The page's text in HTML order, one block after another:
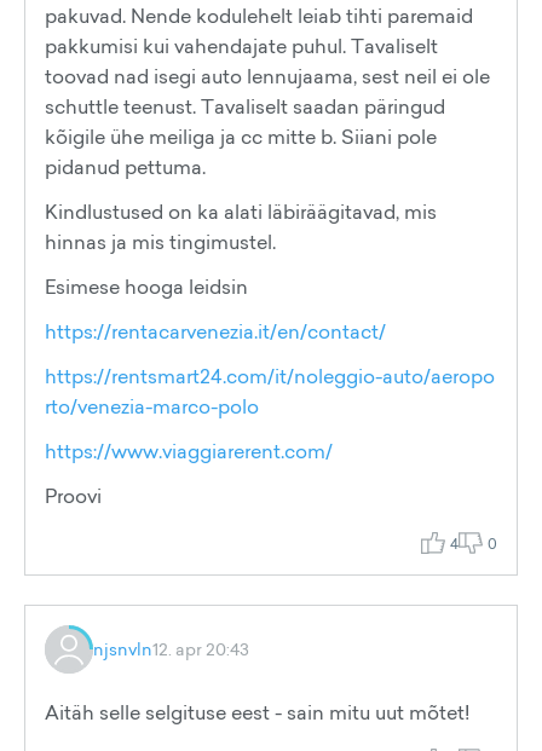
pakuvad. Nende kodulehelt leiab tihti paremaid
pakkumisi kui vahendajate puhul. Tavaliselt
toovad nad isegi auto lennujaama, sest neil ei ole
schuttle teenust. Tavaliselt saadan päringud
kõigile ühe meiliga ja cc mitte b. Siiani pole
pidanud pettuma.
Kindlustused on ka alati läbiräägitavad, mis
hinnas ja mis tingimustel.
Esimese hooga leidsin
https://rentacarvenezia.it/en/contact/
https://rentsmart24.com/it/noleggio-auto/aeropo
rto/venezia-marco-polo
https://www.viaggiarerent.com/
Proovi
4 0
njsnvln12. apr 20:43
Aitäh selle selgituse eest - sain mitu uut mõtet!